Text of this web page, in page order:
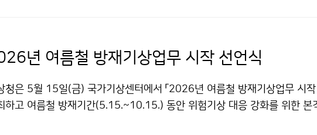
년 여름철 방재기상업무 시작 선언식
청은 5월 15일(금) 국가기상센터에서 「2026년 여름철 방재기상업무 시작
하고 여름철 방재기간(5.15.~10.15.) 동안 위험기상 대응 강화를 위한 본